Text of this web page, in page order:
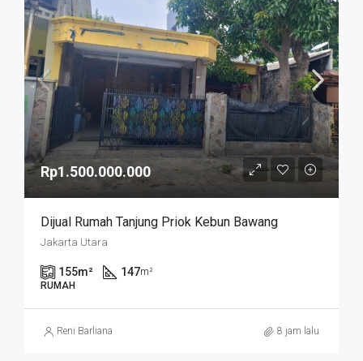
Rp1.500.000.000
Dijual Rumah Tanjung Priok Kebun Bawang
Jakarta Utara
155m² 147m²
RUMAH
Reni Barliana 8 jam lalu